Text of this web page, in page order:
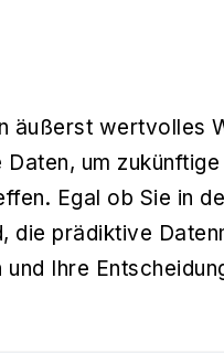
äußerst wertvolles
um
Egal ob Sie in
prädiktive
Ihre